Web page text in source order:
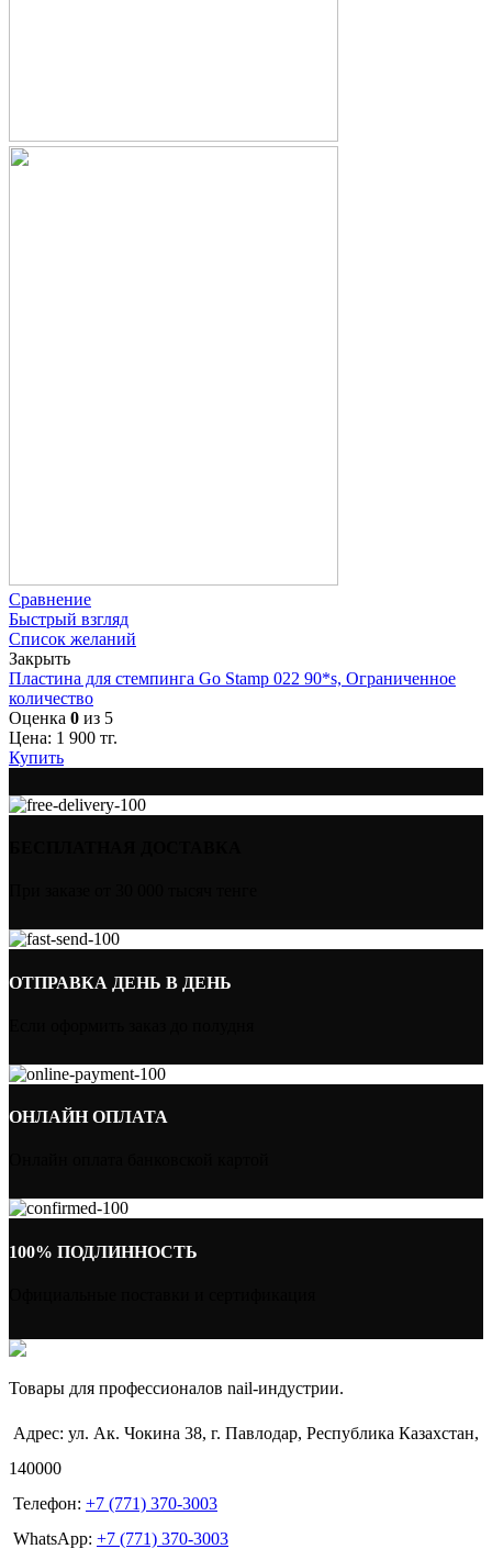
Сравнение
Быстрый взгляд
Список желаний
Закрыть
Пластина для стемпинга Go Stamp 022 90*s, Ограниченное
количество
Оценка 0 из 5
Цена: 1 900 тг.
Купить
ОТПРАВКА ДЕНЬ В ДЕНЬ
ОНЛАЙН ОПЛАТА
100% ПОДЛИННОСТЬ
Товары для профессионалов nail-индустрии.
Адрес: ул. Ак. Чокина 38, г. Павлодар, Республика Казахстан,
140000
Телефон: +7 (771) 370-3003
WhatsApp: +7 (771) 370-3003